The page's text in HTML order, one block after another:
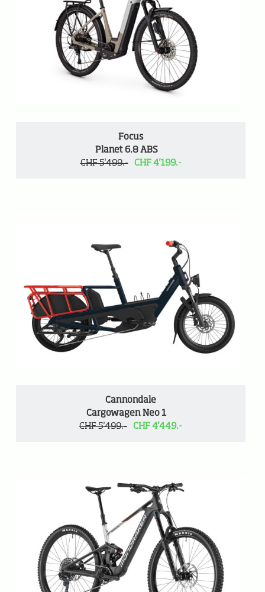
Focus
Planet 6.8 ABS
CHF 5'499.-
CHF 4'199.-
Cannondale
Cargowagen Neo 1
CHF 5'499.-
CHF 4'449.-